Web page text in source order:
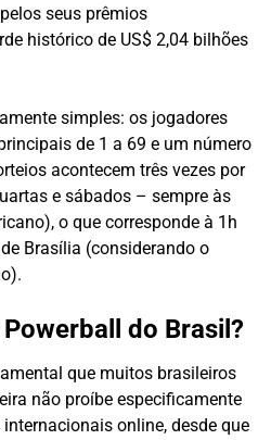
seus prêmios
histórico de US$ 2,04 bilhões
simples: os jogadores
de 1 a 69 e um número
acontecem três vezes por
e sábados – sempre às
o que corresponde à 1h
Brasília (considerando o
do Brasil?
que muitos brasileiros
não proíbe especificamente
online, desde que